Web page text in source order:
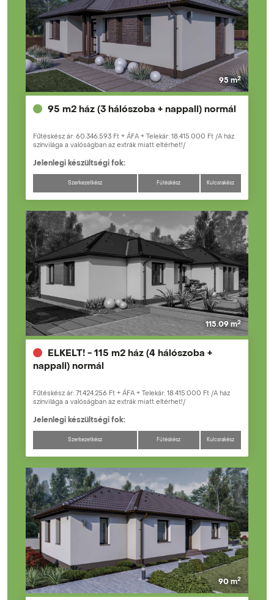
95 m2
95 m2 ház (3 hálószoba + nappali) normál
Fűtéskész ár: 60.346.593 Ft + ÁFA + Telekár: 18.415.000 Ft /A ház
színvilága a valóságban az extrák miatt eltérhet!/
Jelenlegi készültségi fok:
Szerkezetkész Fűtéskész Kulcsrakész
115.09 m2
ELKELT! - 115 m2 ház (4 hálószoba +
nappali) normál
Fűtéskész ár: 71.424.256 Ft + ÁFA + Telekár: 18.415.000 Ft /A ház
színvilága a valóságban az extrák miatt eltérhet!/
Jelenlegi készültségi fok:
Szerkezetkész Fűtéskész Kulcsrakész
90 m2